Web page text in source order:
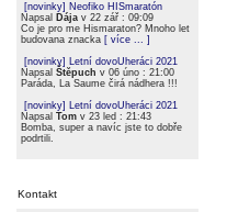
[novinky] Neofiko HISmaratón
Napsal
Dája v 22 zář : 09:09
Co je pro me Hismaraton? Mnoho let
budovana znacka [ více ... ]
[novinky] Letní dovoUheráci 2021
Napsal Štěpuch v 06 úno : 21:00
Paráda, La Saume čirá nádhera !!!
[novinky] Letní dovoUheráci 2021
Napsal Tom v 23 led : 21:43
Bomba, super a navíc jste to dobře
podrtili.
Kontakt